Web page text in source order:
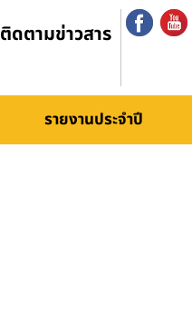
ติดตามข่าวสาร
รายงานประจำปี